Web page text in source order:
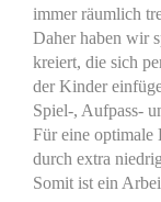
immer räumlich
Daher haben wir
kreiert, die sich
der Kinder
Spiel-, Aufpass-
Für eine optimale
durch extra
Somit ist ein